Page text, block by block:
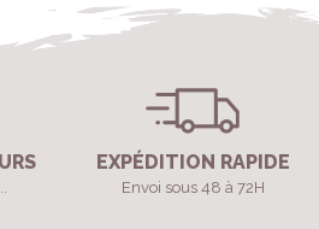
EXPÉDITION RAPIDE
Envoi sous 48 à 72H